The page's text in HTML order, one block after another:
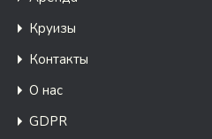
Круизы
Контакты
О нас
GDPR